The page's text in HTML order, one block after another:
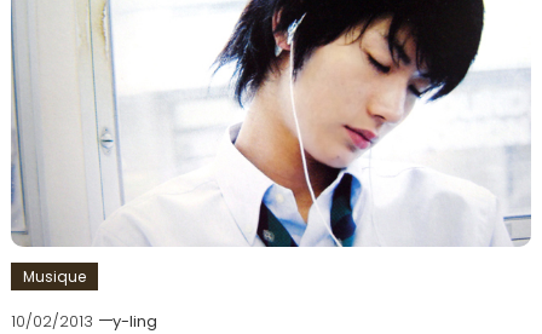
Musique
10/02/2013 y-ling